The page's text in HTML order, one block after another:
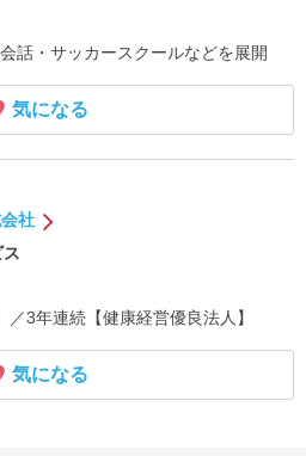
話・サッカースクールなどを展開
気になる
社
3年連続【健康経営優良法人】
気になる